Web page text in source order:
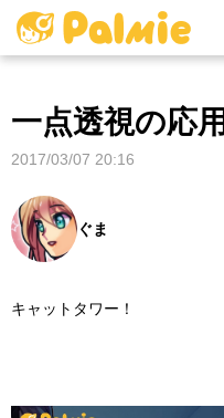
一点透視の応用
2017/03/07 20:16
ぐま
キャットタワー！